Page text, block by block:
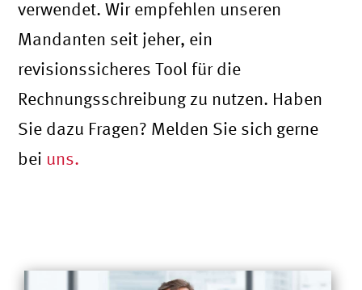
verwendet. Wir empfehlen unseren
Mandanten seit jeher, ein
revisionssicheres Tool für die
Rechnungsschreibung zu nutzen. Haben
Sie dazu Fragen? Melden Sie sich gerne
bei uns.